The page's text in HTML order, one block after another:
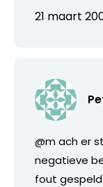
21 maart
@m ach er
negatieve
fout gespeld